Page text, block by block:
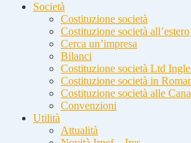
Società
Costituzione società
Costituzione società all’estero
Cerca un’impresa
Bilanci
Costituzione società Ltd
Costituzione società in
Costituzione società alle
Convenzioni
Utilità
Attualità